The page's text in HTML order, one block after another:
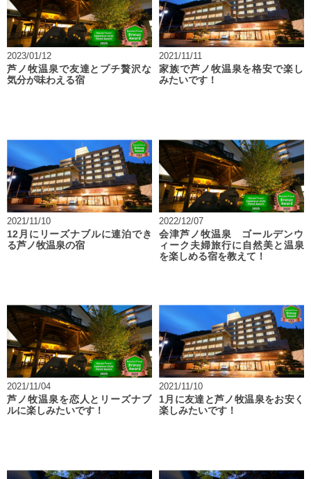
2023/01/12
芦ノ牧温泉で友達とプチ贅沢な
気分が味わえる宿
2021/11/11
家族で芦ノ牧温泉を格安で楽し
みたいです！
2021/11/10
12月にリーズナブルに連泊でき
る芦ノ牧温泉の宿
2022/12/07
会津芦ノ牧温泉 ゴールデンウ
ィーク夫婦旅行に自然美と温泉
を楽しめる宿を教えて！
2021/11/04
芦ノ牧温泉を恋人とリーズナブ
ルに楽しみたいです！
2021/11/10
1月に友達と芦ノ牧温泉をお安く
楽しみたいです！